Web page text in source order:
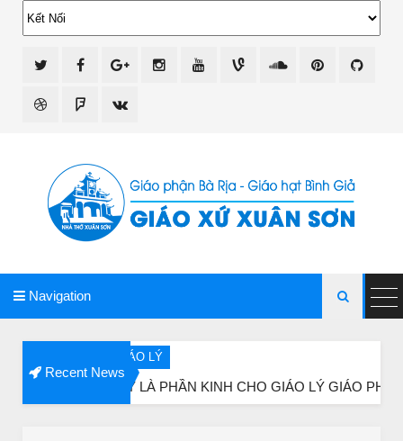
Navigation 
Recent News
ĐÂY LÀ PHẦN KINH CHO GIÁO LÝ GIÁO PHẬN VINH